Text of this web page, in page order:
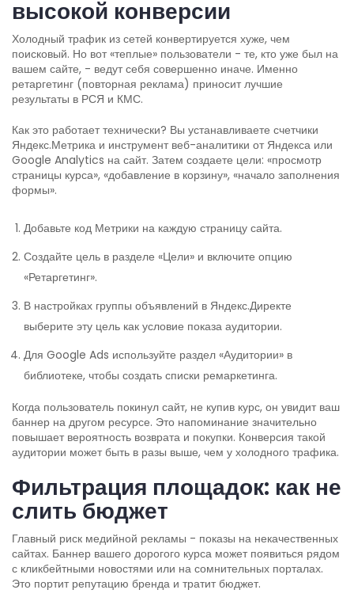
высокой конверсии
Холодный трафик из сетей конвертируется хуже, чем
поисковый. Но вот «теплые» пользователи - те, кто уже был на
вашем сайте, - ведут себя совершенно иначе. Именно
ретаргетинг (повторная реклама) приносит лучшие
результаты в РСЯ и КМС.
Как это работает технически? Вы устанавливаете счетчики
Яндекс.Метрика и инструмент веб-аналитики от Яндекса или
Google Analytics на сайт. Затем создаете цели: «просмотр
страницы курса», «добавление в корзину», «начало заполнения
формы».
Добавьте код Метрики на каждую страницу сайта.
Создайте цель в разделе «Цели» и включите опцию
«Ретаргетинг».
В настройках группы объявлений в Яндекс.Директе
выберите эту цель как условие показа аудитории.
Для Google Ads используйте раздел «Аудитории» в
библиотеке, чтобы создать списки ремаркетинга.
Когда пользователь покинул сайт, не купив курс, он увидит ваш
баннер на другом ресурсе. Это напоминание значительно
повышает вероятность возврата и покупки. Конверсия такой
аудитории может быть в разы выше, чем у холодного трафика.
Фильтрация площадок: как не
слить бюджет
Главный риск медийной рекламы - показы на некачественных
сайтах. Баннер вашего дорогого курса может появиться рядом
с кликбейтными новостями или на сомнительных порталах.
Это портит репутацию бренда и тратит бюджет.